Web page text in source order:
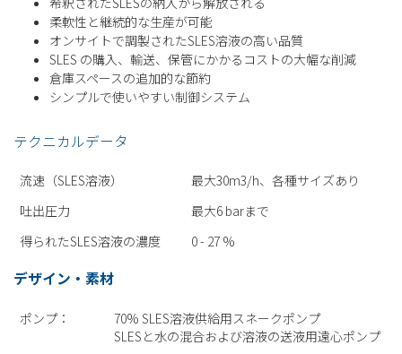
柔軟性と継続的な生産が可能
オンサイトで調製されたSLES溶液の高い品質
SLES の購入、輸送、保管にかかるコストの大幅な削減
倉庫スペースの追加的な節約
シンプルで使いやすい制御システム
テクニカルデータ
流速（SLES溶液）
最大30m3/h、各種サイズあり
吐出圧力
最大6 barまで
得られたSLES溶液の濃度
0 - 27 %
デザイン・素材
ポンプ：
70% SLES溶液供給用スネークポンプ
SLESと水の混合および溶液の送液用遠心ポンプ